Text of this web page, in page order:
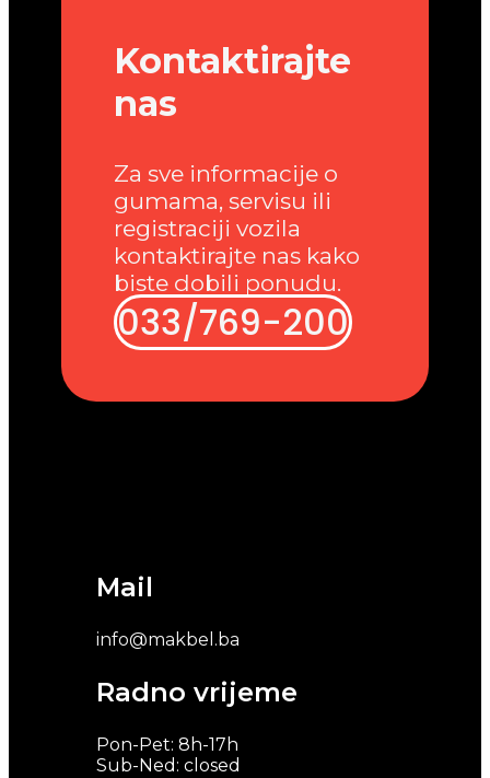
Mail
info@makbel.ba
Radno vrijeme
Pon-Pet: 8h-17h
Sub-Ned: closed
Kontaktirajte
nas
Za sve informacije o
gumama, servisu ili
registraciji vozila
kontaktirajte nas kako
biste dobili ponudu.
033/769-200